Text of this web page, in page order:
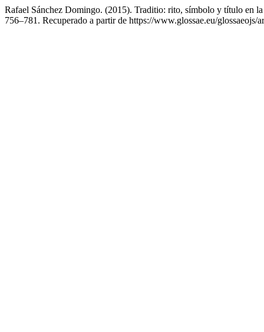
Rafael Sánchez Domingo. (2015). Traditio: rito, símbolo y título en
756–781. Recuperado a partir de https://www.glossae.eu/glossaeojs/